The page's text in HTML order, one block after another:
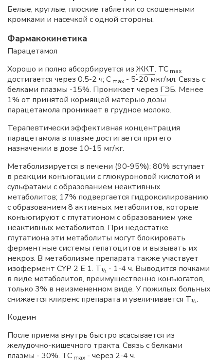
Белые, круглые, плоские таблетки со скошенными
кромками и насечкой с одной стороны.
Фармакокинетика
Парацетамол
Хорошо и полно абсорбируется из ЖКТ. ТС max
достигается через 0.5-2 ч; С max - 5-20 мкг/мл. Связь с
белками плазмы -15%. Проникает через ГЭБ. Менее
1% от принятой кормящей матерью дозы
парацетамола проникает в грудное молоко.
Терапевтически эффективная концентрация
парацетамола в плазме достигается при его
назначении в дозе 10-15 мг/кг.
Метаболизируется в печени (90-95%): 80% вступает
в реакции конъюгации с глюкуроновой кислотой и
сульфатами с образованием неактивных
метаболитов; 17% подвергается гидроксилированию
с образованием 8 активных метаболитов, которые
конъюгируют с глутатионом с образованием уже
неактивных метаболитов. При недостатке
глутатиона эти метаболиты могут блокировать
ферментные системы гепатоцитов и вызывать их
некроз. В метаболизме препарата также участвует
изофермент CYP 2 E 1. Т½ - 1-4 ч. Выводится почками
в виде метаболитов, преимущественно конъюгатов,
только 3% в неизмененном виде. У пожилых больных
снижается клиренс препарата и увеличивается Т½.
Кодеин
После приема внутрь быстро всасывается из
желудочно-кишечного тракта. Связь с белками
плазмы - 30%. ТС max - через 2-4 ч.